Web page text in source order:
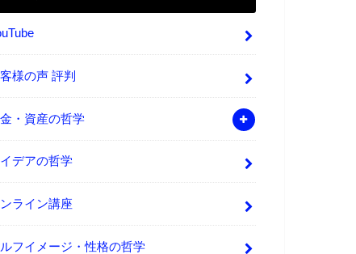
様の声 評判
・資産の哲学
デアの哲学
ライン講座
フイメージ・性格の哲学